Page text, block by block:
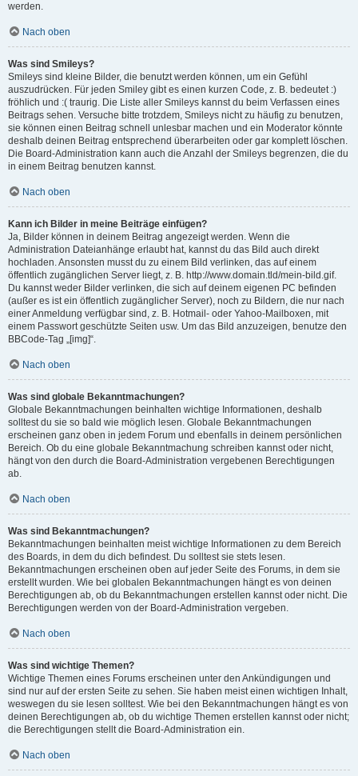
werden.
Nach oben
Was sind Smileys?
Smileys sind kleine Bilder, die benutzt werden können, um ein Gefühl
auszudrücken. Für jeden Smiley gibt es einen kurzen Code, z. B. bedeutet :)
fröhlich und :( traurig. Die Liste aller Smileys kannst du beim Verfassen eines
Beitrags sehen. Versuche bitte trotzdem, Smileys nicht zu häufig zu benutzen,
sie können einen Beitrag schnell unlesbar machen und ein Moderator könnte
deshalb deinen Beitrag entsprechend überarbeiten oder gar komplett löschen.
Die Board-Administration kann auch die Anzahl der Smileys begrenzen, die du
in einem Beitrag benutzen kannst.
Nach oben
Kann ich Bilder in meine Beiträge einfügen?
Ja, Bilder können in deinem Beitrag angezeigt werden. Wenn die
Administration Dateianhänge erlaubt hat, kannst du das Bild auch direkt
hochladen. Ansonsten musst du zu einem Bild verlinken, das auf einem
öffentlich zugänglichen Server liegt, z. B. http://www.domain.tld/mein-bild.gif.
Du kannst weder Bilder verlinken, die sich auf deinem eigenen PC befinden
(außer es ist ein öffentlich zugänglicher Server), noch zu Bildern, die nur nach
einer Anmeldung verfügbar sind, z. B. Hotmail- oder Yahoo-Mailboxen, mit
einem Passwort geschützte Seiten usw. Um das Bild anzuzeigen, benutze den
BBCode-Tag „[img]“.
Nach oben
Was sind globale Bekanntmachungen?
Globale Bekanntmachungen beinhalten wichtige Informationen, deshalb
solltest du sie so bald wie möglich lesen. Globale Bekanntmachungen
erscheinen ganz oben in jedem Forum und ebenfalls in deinem persönlichen
Bereich. Ob du eine globale Bekanntmachung schreiben kannst oder nicht,
hängt von den durch die Board-Administration vergebenen Berechtigungen
ab.
Nach oben
Was sind Bekanntmachungen?
Bekanntmachungen beinhalten meist wichtige Informationen zu dem Bereich
des Boards, in dem du dich befindest. Du solltest sie stets lesen.
Bekanntmachungen erscheinen oben auf jeder Seite des Forums, in dem sie
erstellt wurden. Wie bei globalen Bekanntmachungen hängt es von deinen
Berechtigungen ab, ob du Bekanntmachungen erstellen kannst oder nicht. Die
Berechtigungen werden von der Board-Administration vergeben.
Nach oben
Was sind wichtige Themen?
Wichtige Themen eines Forums erscheinen unter den Ankündigungen und
sind nur auf der ersten Seite zu sehen. Sie haben meist einen wichtigen Inhalt,
weswegen du sie lesen solltest. Wie bei den Bekanntmachungen hängt es von
deinen Berechtigungen ab, ob du wichtige Themen erstellen kannst oder nicht;
die Berechtigungen stellt die Board-Administration ein.
Nach oben